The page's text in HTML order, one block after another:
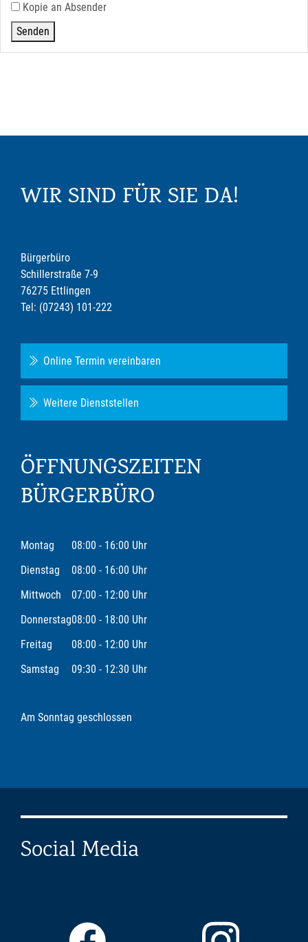
Kopie an Absender
WIR SIND FÜR SIE DA!
Bürgerbüro
Schillerstraße 7-9
76275 Ettlingen
Tel: (07243) 101-222
Online Termin vereinbaren
Weitere Dienststellen
ÖFFNUNGSZEITEN
BÜRGERBÜRO
Montag
08:00 - 16:00 Uhr
Dienstag
08:00 - 16:00 Uhr
Mittwoch
07:00 - 12:00 Uhr
Donnerstag08:00 - 18:00 Uhr
Freitag
08:00 - 12:00 Uhr
Samstag
09:30 - 12:30 Uhr
Am Sonntag geschlossen
Social Media